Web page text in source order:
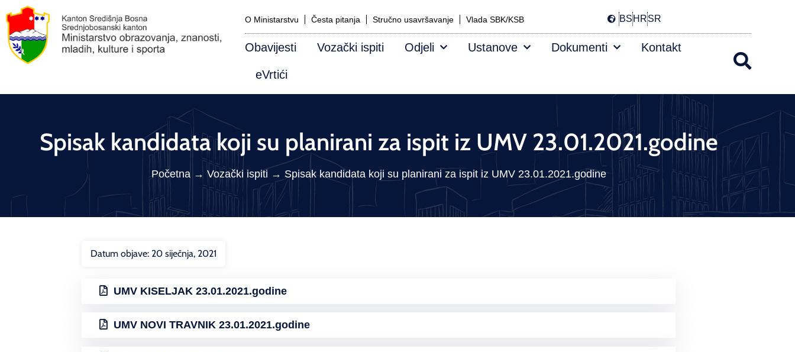
O Ministarstvu Česta pitanja Stručno usavršavanje Vlada SBK/KSB BSHRSR
Obavijesti Vozački ispiti Odjeli Ustanove Dokumenti Kontakt
eVrtići
Spisak kandidata koji su planirani za ispit iz UMV 23.01.2021.godine
Početna→ Vozački ispiti → Spisak kandidata koji su planirani za ispit iz UMV 23.01.2021.godine
Datum objave: 20 siječnja, 2021
UMV KISELJAK 23.01.2021.godine
UMV NOVI TRAVNIK 23.01.2021.godine